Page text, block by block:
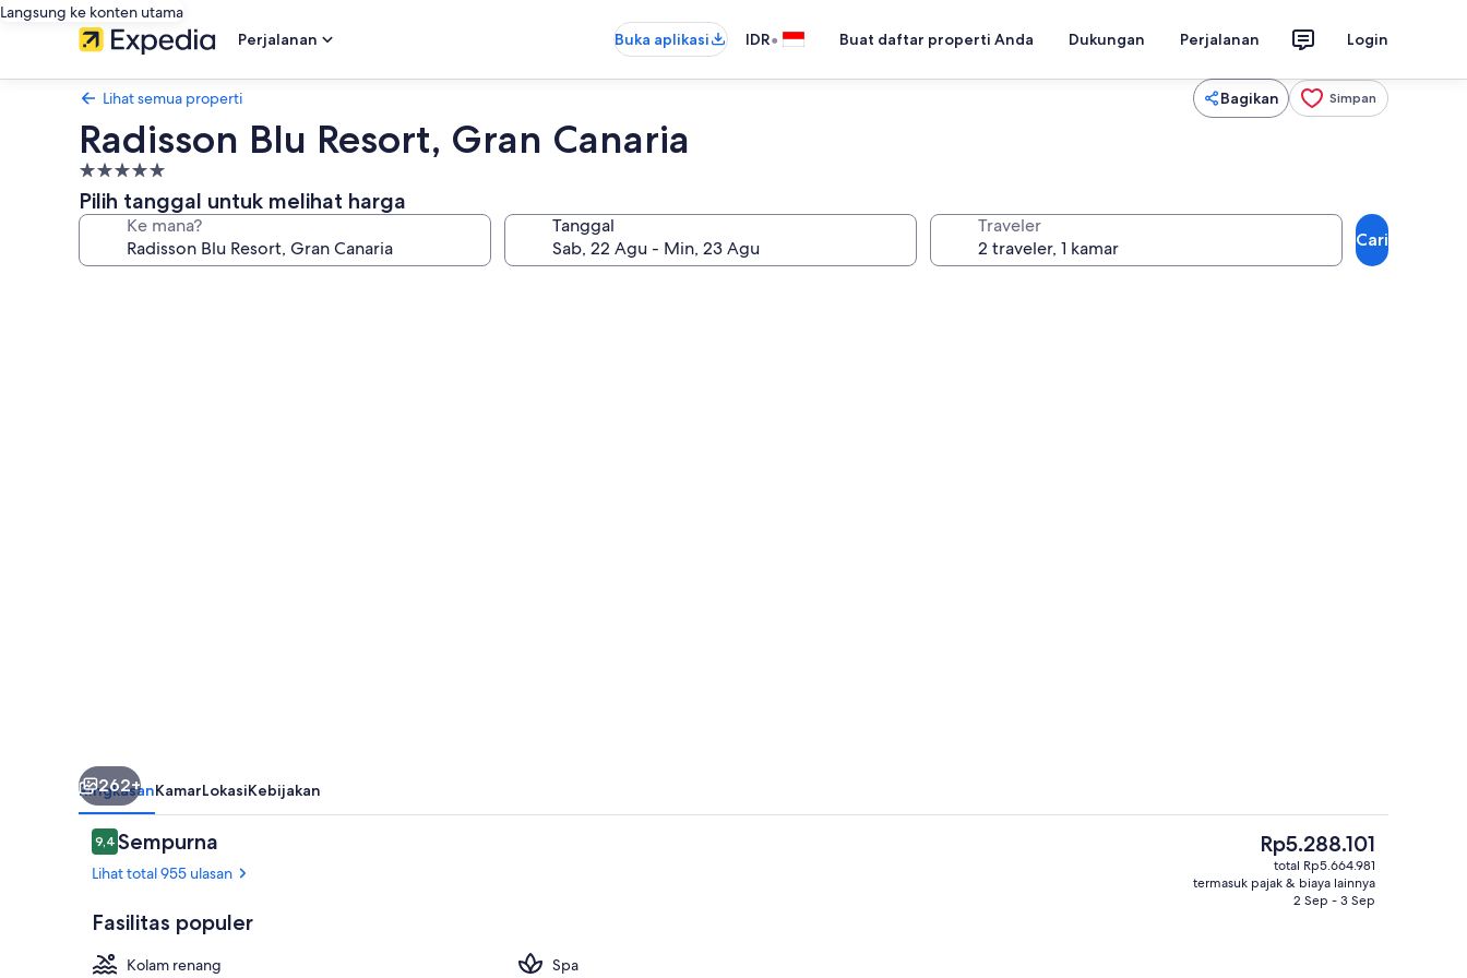
Langsung ke konten utama
Perjalanan
Buka aplikasi IDR• Buat daftar properti Anda Dukungan Perjalanan Login
Lihat semua properti Bagikan Simpan
Radisson Blu Resort, Gran Canaria
Properti
bintang
5.0
Pilih tanggal untuk melihat harga
Ke mana? Tanggal Traveler
Cari
Eksterior
262+
RingkasanKamarLokasiKebijakan
Ulasan
9,49,4 dari 10
Sempurna
Lihat total 955 ulasan
Fasilitas populer
Kolam renang
Spa
Harga
saat
ini
Rp5.288.101
Rp5.288.101
total Rp5.664.981
termasuk pajak & biaya lainnya
2 Sep - 3 Sep